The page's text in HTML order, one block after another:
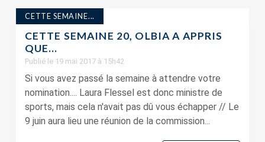
CETTE SEMAINE...
CETTE SEMAINE 20, OLBIA A APPRIS
QUE…
Publié le 19 mai 2017 à 15h42
Si vous avez passé la semaine à attendre votre
nomination.... Laura Flessel est donc ministre de
sports, mais cela n'avait pas dû vous échapper // Le
9 juin aura lieu une réunion de la commission...